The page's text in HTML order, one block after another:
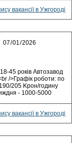
вакансії в Ужгороді
45 років Автозавод
/>Графік роботи: по
205 Kрон/годину
- 1000-5000
вакансії в Ужгороді